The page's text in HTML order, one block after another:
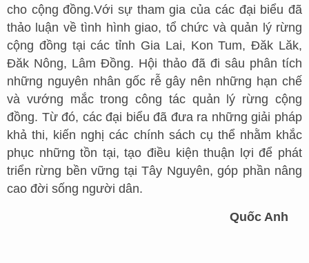
cho cộng đồng.Với sự tham gia của các đại biểu đã
thảo luận về tình hình giao, tổ chức và quản lý rừng
cộng đồng tại các tỉnh Gia Lai, Kon Tum, Đăk Lăk,
Đăk Nông, Lâm Đồng. Hội thảo đã đi sâu phân tích
những nguyên nhân gốc rễ gây nên những hạn chế
và vướng mắc trong công tác quản lý rừng cộng
đồng. Từ đó, các đại biểu đã đưa ra những giải pháp
khả thi, kiến nghị các chính sách cụ thể nhằm khắc
phục những tồn tại, tạo điều kiện thuận lợi để phát
triển rừng bền vững tại Tây Nguyên, góp phần nâng
cao đời sống người dân.
Quốc Anh